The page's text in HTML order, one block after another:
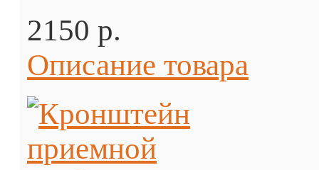
2150 p.
Описание товара